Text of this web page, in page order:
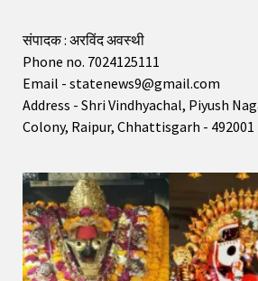
संपादक : अरविंद अवस्थी
Phone no. 7024125111
Email - statenews9@gmail.com
Address - Shri Vindhyachal, Piyush
Colony, Raipur, Chhattisgarh - 492001